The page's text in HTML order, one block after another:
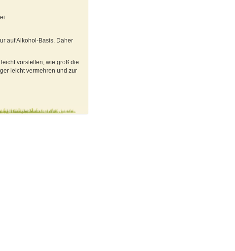
auf Alkohol-Basis. Daher
vorstellen, wie groß die
leicht vermehren und zur